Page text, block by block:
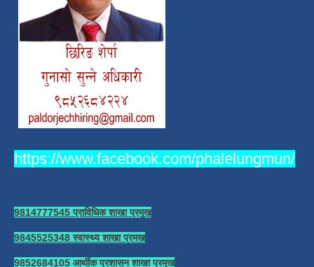
https://www.facebook.com/phalelungmun/
9814777545 प्राविधिक शाखा प्रमुख
9845525348 स्वास्थ्य शाखा प्रमख
9852684105 आर्थीक प्रशासन शाखा प्रमुख